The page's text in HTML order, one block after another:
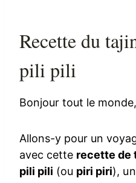
Recette du
pili pili
Bonjour tout le monde,
Allons-y pour un
avec cette recette de
pili pili (ou piri piri),